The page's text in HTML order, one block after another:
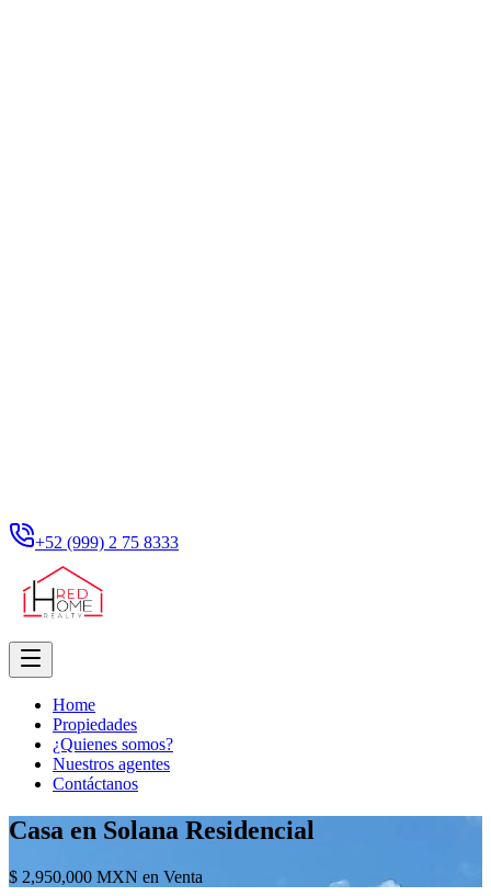
+52 (999) 2 75 8333
Home
Propiedades
¿Quienes somos?
Nuestros agentes
Contáctanos
Casa en Solana Residencial
$ 2,950,000 MXN en Venta